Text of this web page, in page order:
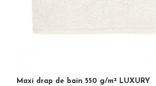
Maxi drap de bain 550 g/m² LUXURY